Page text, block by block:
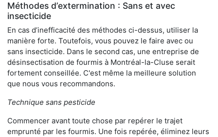
Méthodes d’extermination : Sans et avec
insecticide
En cas d’inefficacité des méthodes ci-dessus, utiliser la
manière forte. Toutefois, vous pouvez le faire avec ou
sans insecticide. Dans le second cas, une entreprise de
désinsectisation de fourmis à Montréal-la-Cluse serait
fortement conseillée. C'est même la meilleure solution
que nous vous recommandons.
Technique sans pesticide
Commencer avant toute chose par repérer le trajet
emprunté par les fourmis. Une fois repérée, éliminez leurs